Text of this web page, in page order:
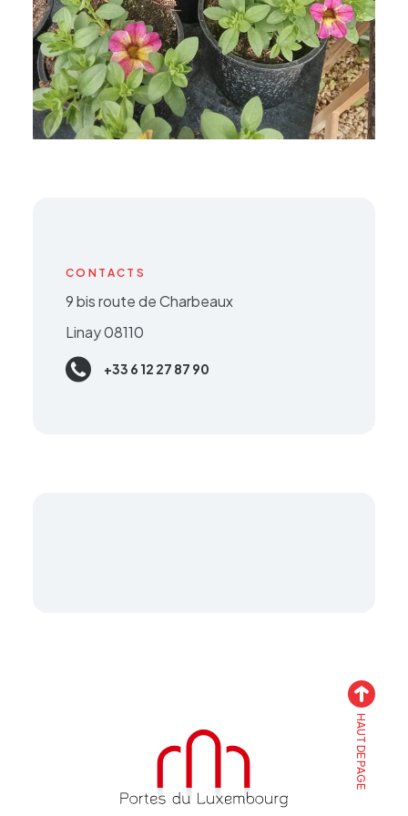
CONTACTS
9 bis route de Charbeaux
Linay 08110
+33 6 12 27 87 90
HAUT DE PAGE